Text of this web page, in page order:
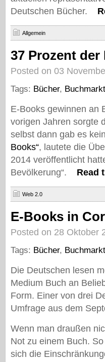
Deutschen Bücher.
Allgemein
37 Prozent
Posted on 03
Tags: Bücher, Buchmarkt
E-Books gewinnen an
vorigen Jahren sorgte
selbst dann gab es
Books“, lautete die
2014 veröffentlicht
Bevölkerung“.
Read
Web 2.0
E-Books in
Posted on 28 Oktober
Tags: Bücher, Buchmarkt
Die Deutschen lesen
Medium Buch an
Form. Einer von drei
Umfrage aus dem
Wenn man draußen
Not zu einem Buch.
sich die